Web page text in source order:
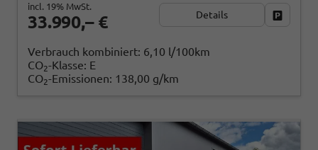
33.990,– €
incl. 19% MwSt.
Details
Verbrauch kombiniert: 6,10 l/100km
CO2-Klasse: E
CO2-Emissionen: 138,00 g/km